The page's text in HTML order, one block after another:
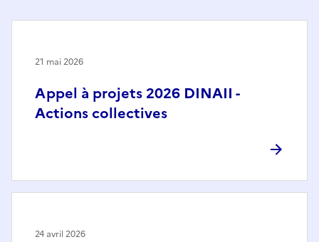
Appel à projets 2026 DINAII -
Actions collectives
21 mai 2026
24 avril 2026